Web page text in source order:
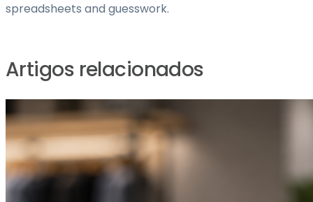
spreadsheets and guesswork.
Artigos relacionados